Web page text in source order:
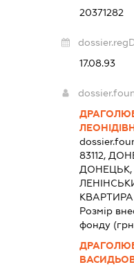
20371282
17.08.93
83112,
ДОНЕЦЬК,
КВАРТИРА
Розмір
фонду